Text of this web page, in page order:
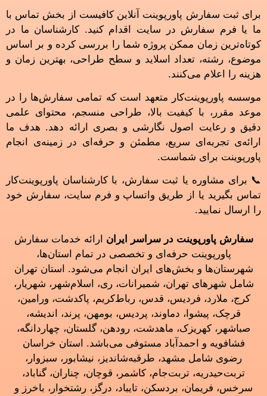
برای ثبت سفارش پاورپوینت آنلاین کافیست از بخش تماس با
ما یا فرم سفارش در سایت اقدام کنید. کارشناسان ما در
کوتاه‌ترین زمان ممکن پروژه شما را بررسی کرده و بر اساس
موضوع، رشته، تعداد اسلاید و سطح طراحی، بهترین زمان و
هزینه را اعلام می‌کنند.
موسسه پاورپوینت‌کار متعهد است که تمامی سفارش‌ها را در
موعد مقرر، با کیفیت بالا، طراحی منسجم، محتوای علمی
دقیق و رعایت اصول نگارشی و بصری ارائه دهد. هدف ما
ارائه‌ی تجربه‌ای سریع، مطمئن و حرفه‌ای در زمینه‌ی انجام
پاورپوینت برای شماست.
📞 برای مشاوره یا ثبت سفارش، با کارشناسان پاورپوینت‌کار
تماس بگیرید یا از طریق واتساپ و فرم سایت، سفارش خود
را ارسال نمایید.
سفارش پاورپوینت در سراسر ایران ارائه خدمات سفارش
پاورپوینت حرفه‌ای و تخصصی در تمام استان‌ها،
شهرستان‌ها و بخش‌های ایران انجام می‌شود. استان تهران
شامل شهرهای تهران، شمیرانات، ری، اسلام‌شهر، شهریار،
کرج، ملارد، فردیس، قدس، رباط‌کریم، پاکدشت، ورامین،
قرچک، پیشوا، دماوند، پردیس، بومهن، پرند، اندیشه،
صباشهر، کهریزک، ماهدشت، رودهن، گلستان، چهاردانگه،
فشافویه و احمدآباد مستوفی می‌باشد. استان خراسان
رضوی شامل مشهد، طرقبه‌شاندیز، نیشابور، سبزوار،
تربت‌حیدریه، تربت‌جام، کاشمر، قوچان، چناران، گناباد،
سرخس، فریمان، بردسکن، تایباد، درگز، رشتخوار، باخرز و